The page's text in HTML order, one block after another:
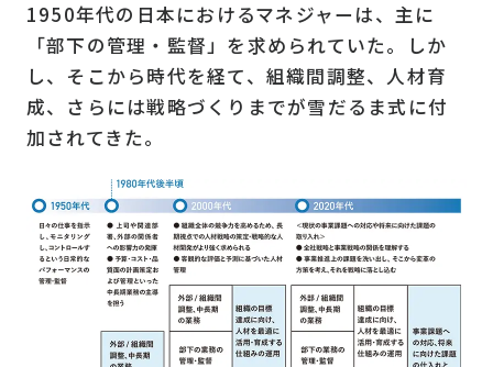
1950年代の日本におけるマネジャーは、主に
「部下の管理・監督」を求められていた。しか
し、そこから時代を経て、組織間調整、人材育
成、さらには戦略づくりまでが雪だるま式に付
加されてきた。